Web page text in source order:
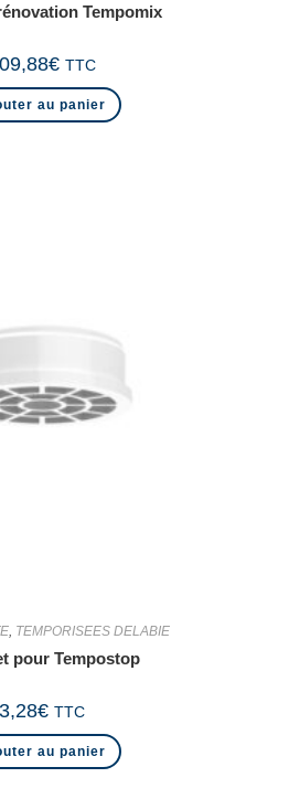
Tempomix
€ TTC
au panier
, TEMPORISEES DELABIE
pour Tempostop
3,28€ TTC
au panier